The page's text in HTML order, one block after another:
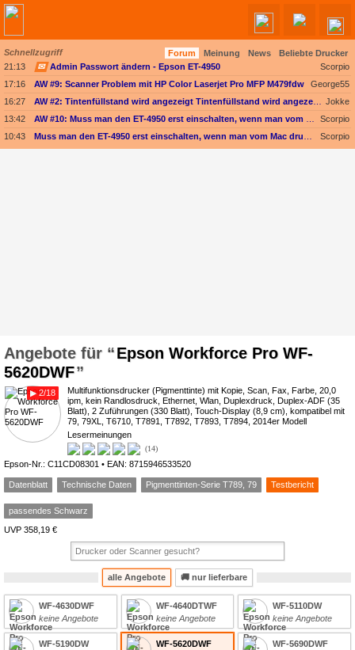
Schnellzugriff Forum Meinung News
Beliebte Drucker
21:13
✉ Admin Passwort ändern - Epson ET-4950
Scorpio
17:16
AW #9: Scanner Problem mit HP Color Laserjet Pro MFP M479fdw
George55
16:27
Jokke
13:42
Scorpio
10:43
Scorpio
Epson Workforce Pro WF-
5620DWF
▶ 2/18
Multifunktionsdrucker (Pigmenttinte) mit Kopie, Scan, Fax, Farbe, 20,0
ipm, kein Randlosdruck, Ethernet, Wlan, Duplexdruck, Duplex-ADF (35
Blatt), 2 Zuführungen (330 Blatt), Touch-Display (8,9 cm), kompatibel mit
79, 79XL, T6710, T7891, T7892, T7893, T7894, 2014er Modell
Lesermeinungen
3.4*
14
Epson-Nr.: C11CD08301 • EAN: 8715946533520
Datenblatt Technische Daten Pigmenttinten-Serie T789, 79 Testbericht
passendes Schwarz
UVP 358,19 €
alle Angebote 🚚 nur lieferbare
WF-4630DWF
keine Angebote
WF-4640DTWF
keine Angebote
WF-5110DW
keine Angebote
WF-5190DW
WF-5620DWF
WF-5690DWF